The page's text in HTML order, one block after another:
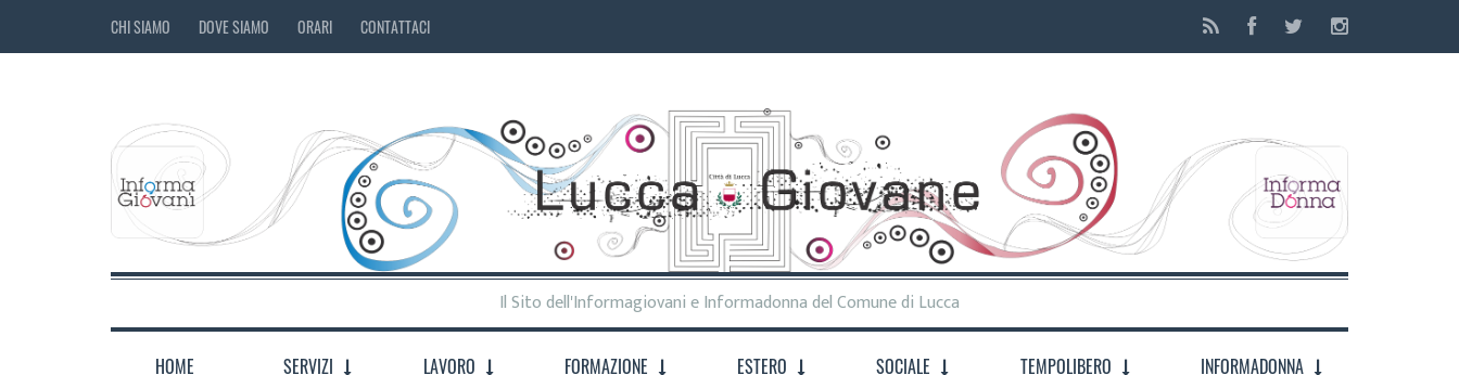
CHI SIAMO DOVE SIAMO ORARI CONTATTACI
Il Sito dell'Informagiovani e Informadonna del Comune di Lucca
HOME SERVIZI LAVORO FORMAZIONE ESTERO SOCIALE TEMPOLIBERO INFORMADONNA